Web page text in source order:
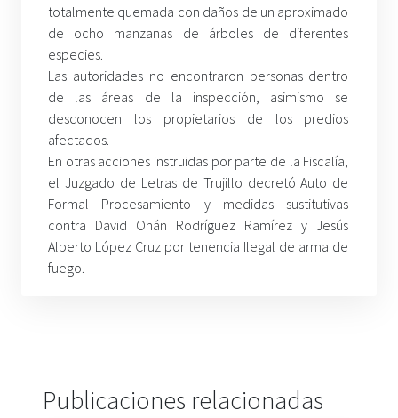
totalmente quemada con daños de un aproximado
de ocho manzanas de árboles de diferentes
especies.
Las autoridades no encontraron personas dentro
de las áreas de la inspección, asimismo se
desconocen los propietarios de los predios
afectados.
En otras acciones instruidas por parte de la Fiscalía,
el Juzgado de Letras de Trujillo decretó Auto de
Formal Procesamiento y medidas sustitutivas
contra David Onán Rodríguez Ramírez y Jesús
Alberto López Cruz por tenencia Ilegal de arma de
fuego
Publicaciones relacionadas